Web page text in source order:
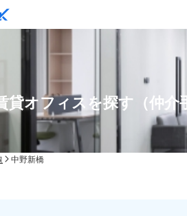
貸オフィスを探す（仲介
中野新橋